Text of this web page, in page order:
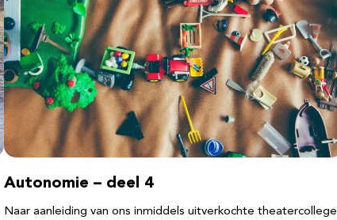
Autonomie – deel 4
Naar aanleiding van ons inmiddels uitverkochte theatercollege